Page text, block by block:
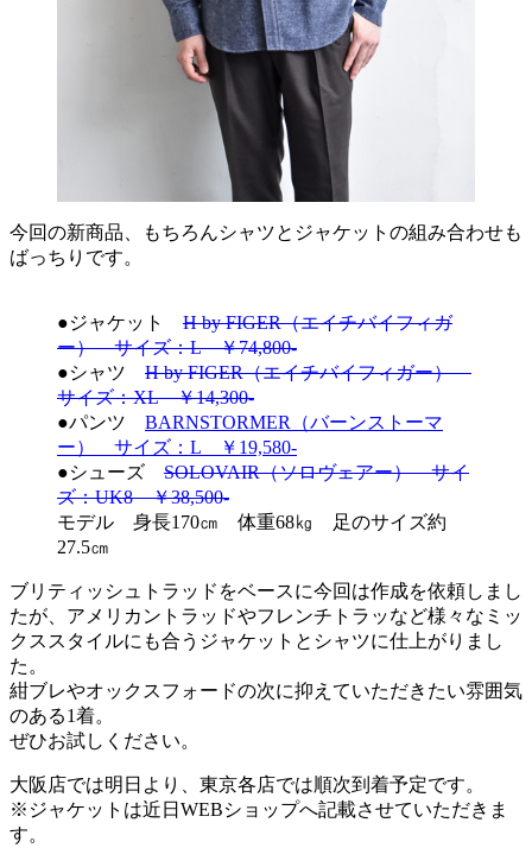
今回の新商品、もちろんシャツとジャケットの組み合わせも
ばっちりです。
●ジャケット H by FIGER（エイチバイフィガ
ー） サイズ：L ￥74,800-
●シャツ H by FIGER（エイチバイフィガー）
サイズ：XL ￥14,300-
●パンツ BARNSTORMER（バーンストーマ
ー） サイズ：L ￥19,580-
●シューズ SOLOVAIR（ソロヴェアー） サイ
ズ：UK8 ￥38,500-
モデル 身長170㎝ 体重68㎏ 足のサイズ約
27.5㎝
ブリティッシュトラッドをベースに今回は作成を依頼しまし
たが、アメリカントラッドやフレンチトラッなど様々なミッ
クススタイルにも合うジャケットとシャツに仕上がりまし
た。
紺ブレやオックスフォードの次に抑えていただきたい雰囲気
のある1着。
ぜひお試しください。
大阪店では明日より、東京各店では順次到着予定です。
※ジャケットは近日WEBショップへ記載させていただきま
す。